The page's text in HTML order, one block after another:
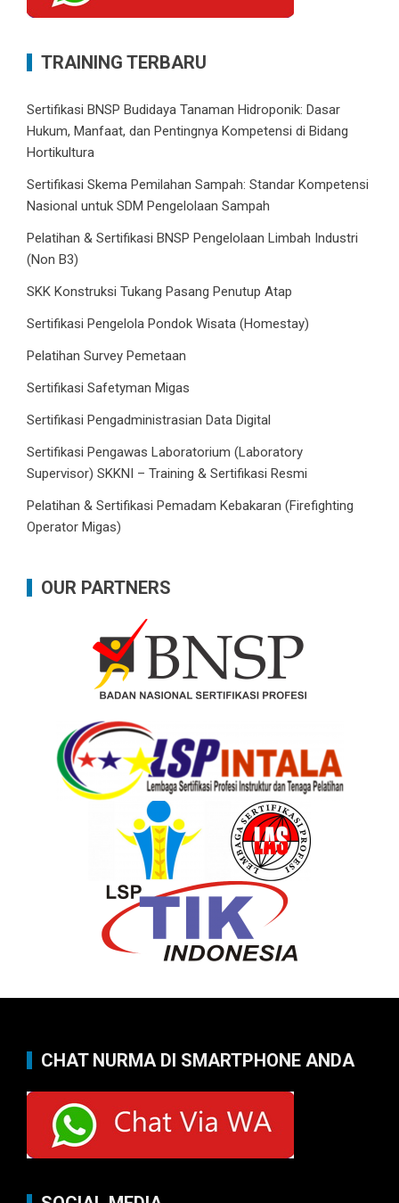
TRAINING TERBARU
Sertifikasi BNSP Budidaya Tanaman Hidroponik: Dasar
Hukum, Manfaat, dan Pentingnya Kompetensi di Bidang
Hortikultura
Sertifikasi Skema Pemilahan Sampah: Standar Kompetensi
Nasional untuk SDM Pengelolaan Sampah
Pelatihan & Sertifikasi BNSP Pengelolaan Limbah Industri
(Non B3)
SKK Konstruksi Tukang Pasang Penutup Atap
Sertifikasi Pengelola Pondok Wisata (Homestay)
Pelatihan Survey Pemetaan
Sertifikasi Safetyman Migas
Sertifikasi Pengadministrasian Data Digital
Sertifikasi Pengawas Laboratorium (Laboratory
Supervisor) SKKNI – Training & Sertifikasi Resmi
Pelatihan & Sertifikasi Pemadam Kebakaran (Firefighting
Operator Migas)
OUR PARTNERS
CHAT NURMA DI SMARTPHONE ANDA